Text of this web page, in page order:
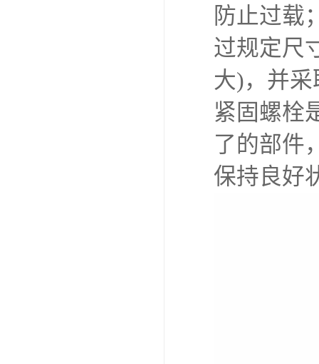
防止过载
过规定尺
大)，并
紧固螺栓
了的部件
保持良好